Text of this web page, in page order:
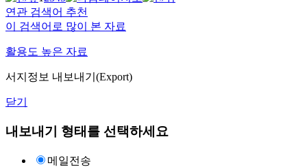
연관 검색어 추천
이 검색어로 많이 본 자료
활용도 높은 자료
서지정보 내보내기(Export)
닫기
내보내기 형태를 선택하세요
메일전송